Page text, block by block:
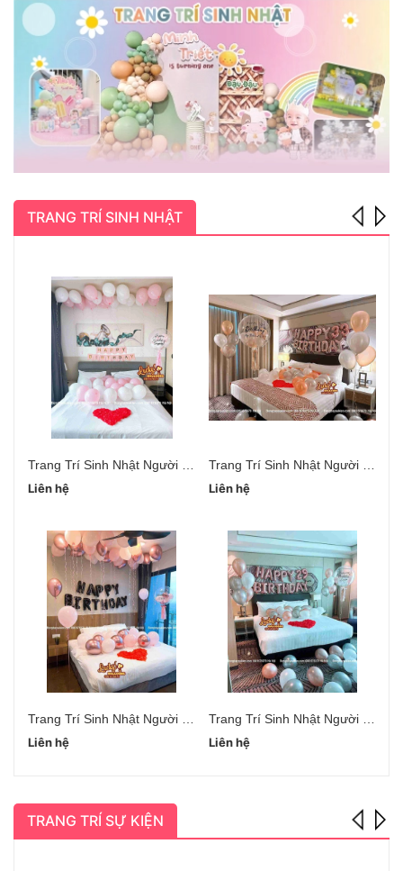
TRANG TRÍ SINH NHẬT
Liên hệ
Liên hệ
Liên hệ
Liên hệ
TRANG TRÍ SỰ KIỆN